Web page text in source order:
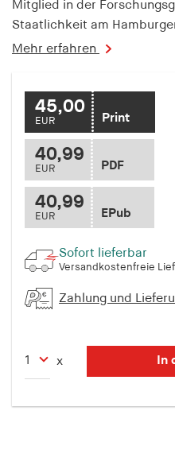
Mitglied in der
Staatlichkeit am
Mehr erfahren
45,00
EUR Print
40,99
EUR PDF
40,99
EUR EPub
Sofort lieferbar
Versandkostenfreie
Zahlung und
x In